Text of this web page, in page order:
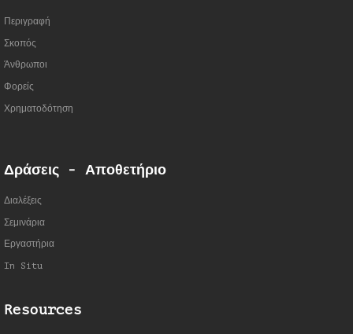
Περιγραφή
Σκοπός
Άνθρωποι
Φορείς
Χρηματοδότηση
Δράσεις - Αποθετήριο
Διαλέξεις
Σεμινάρια
Εργαστήρια
In Situ
Resources